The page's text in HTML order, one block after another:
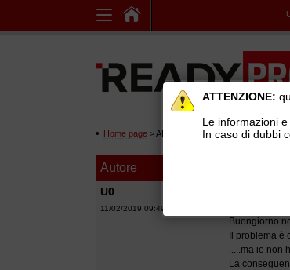
Home page > AREE DI SUPPORTO TECNICO
Autore
U0
11/02/2019 09:49
Buongiorno
Il problema
.....ma io non
La
ATTENZIONE:
Le informazioni
In caso di dubbi